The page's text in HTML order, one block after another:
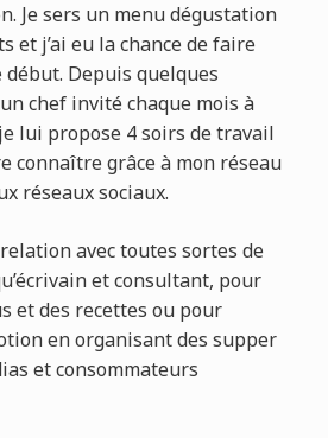
Je sers un menu dégustation
et j’ai eu la chance de faire
Depuis quelques
chef invité chaque mois à
lui propose 4 soirs de travail
connaître grâce à mon réseau
réseaux sociaux.
avec toutes sortes de
et consultant, pour
et des recettes ou pour
en organisant des supper
et consommateurs